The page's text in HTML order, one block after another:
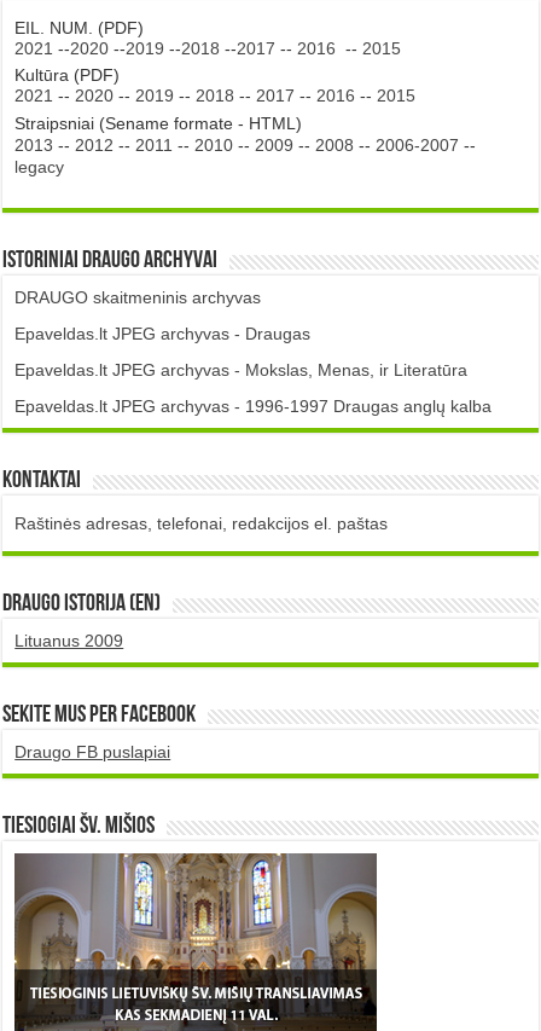
EIL. NUM. (PDF)
2021 --2020 --2019 --2018 --2017 -- 2016 -- 2015
Kultūra (PDF)
2021 -- 2020 -- 2019 -- 2018 -- 2017 -- 2016 -- 2015
Straipsniai (Sename formate - HTML)
2013 -- 2012 -- 2011 -- 2010 -- 2009 -- 2008 -- 2006-2007 --
legacy
Istoriniai DRAUGO Archyvai
DRAUGO skaitmeninis archyvas
Epaveldas.lt JPEG archyvas - Draugas
Epaveldas.lt JPEG archyvas - Mokslas, Menas, ir Literatūra
Epaveldas.lt JPEG archyvas - 1996-1997 Draugas anglų kalba
Kontaktai
Raštinės adresas, telefonai, redakcijos el. paštas
DRAUGO istorija (EN)
Lituanus 2009
Sekite mus per Facebook
Draugo FB puslapiai
TIESIOGIAI šv. MIŠIOS